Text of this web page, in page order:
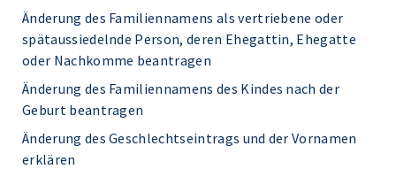
Änderung des Familiennamens als vertriebene oder
spätaussiedelnde Person, deren Ehegattin, Ehegatte
oder Nachkomme beantragen
Änderung des Familiennamens des Kindes nach der
Geburt beantragen
Änderung des Geschlechtseintrags und der Vornamen
erklären